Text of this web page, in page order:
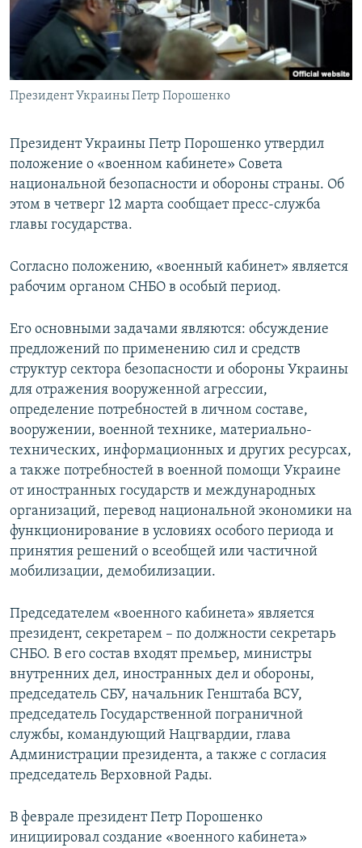
ПОБЕДИТЕЛЕЙ НЕ СУДЯТ?
КРЫМ.НЕПОКОРЕННЫЙ
УКРАИНСКАЯ ПРОБЛЕМА КРЫМА
ПРИСОЕДИНЯЙТЕСЬ!
Президент Украины Петр Порошенко
Президент Украины Петр Порошенко утвердил
положение о «военном кабинете» Совета
национальной безопасности и обороны страны. Об
этом в четверг 12 марта сообщает пресс-служба
главы государства.
Согласно положению, «военный кабинет» является
рабочим органом СНБО в особый период.
Его основными задачами являются: обсуждение
предложений по применению сил и средств
структур сектора безопасности и обороны Украины
для отражения вооруженной агрессии,
определение потребностей в личном составе,
вооружении, военной технике, материально-
технических, информационных и других ресурсах,
а также потребностей в военной помощи Украине
от иностранных государств и международных
организаций, перевод национальной экономики на
функционирование в условиях особого периода и
принятия решений о всеобщей или частичной
мобилизации, демобилизации.
Председателем «военного кабинета» является
президент, секретарем – по должности секретарь
СНБО. В его состав входят премьер, министры
внутренних дел, иностранных дел и обороны,
председатель СБУ, начальник Генштаба ВСУ,
председатель Государственной пограничной
службы, командующий Нацгвардии, глава
Администрации президента, а также с согласия
председатель Верховной Рады.
В феврале президент Петр Порошенко
инициировал создание «военного кабинета»